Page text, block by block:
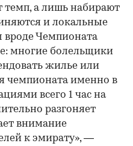
темп, а лишь набирают
и локальные
Чемпионата
многие болельщики
жилье или
чемпионата именно в
всего 1 час на
разгоняет
внимание
к эмирату», —